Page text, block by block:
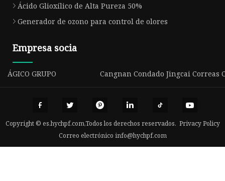
Ácido Glioxílico de Alta Pureza 50%
Generador de ozono para control de olores
Empresa socia
ÁGICO GRUPO Cangnan Condado Jingcai Correas
Copyright © es.hychpf.com,Todos los derechos reservados. Privacy Policy
Correo electrónico info@hychpf.com